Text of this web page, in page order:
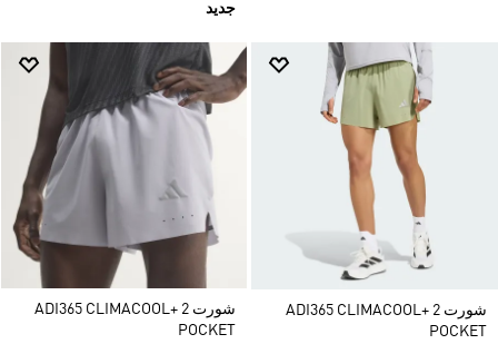
جديد
شورت ADI365 CLIMACOOL+ 2
POCKET
شورت ADI365 CLIMACOOL+ 2
POCKET